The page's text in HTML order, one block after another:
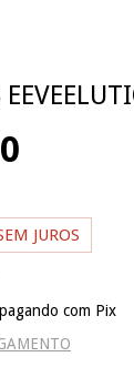
JUROS
pagando com Pix